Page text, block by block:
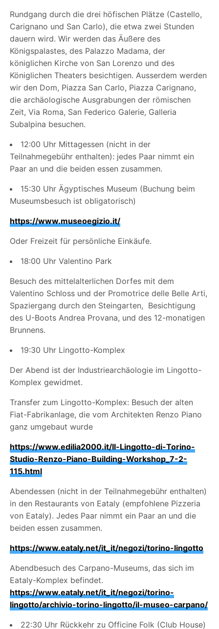
Rundgang durch die drei höfischen Plätze (Castello,
Carignano und San Carlo), die etwa zwei Stunden
dauern wird. Wir werden das Äußere des
Königspalastes, des Palazzo Madama, der
königlichen Kirche von San Lorenzo und des
Königlichen Theaters besichtigen. Ausserdem werden
wir den Dom, Piazza San Carlo, Piazza Carignano,
die archäologische Ausgrabungen der römischen
Zeit, Via Roma, San Federico Galerie, Galleria
Subalpina besuchen.
12:00 Uhr Mittagessen (nicht in der
Teilnahmegebühr enthalten): jedes Paar nimmt ein
Paar an und die beiden essen zusammen.
15:30 Uhr Ägyptisches Museum (Buchung beim
Museumsbesuch ist obligatorisch)
https://www.museoegizio.it/
Oder Freizeit für persönliche Einkäufe.
18:00 Uhr Valentino Park
Besuch des mittelalterlichen Dorfes mit dem
Valentino Schloss und der Promotrice delle Belle Arti,
Spaziergang durch den Steingarten, Besichtigung
des U-Boots Andrea Provana, und des 12-monatigen
Brunnens.
19:30 Uhr Lingotto-Komplex
Der Abend ist der Industriearchäologie im Lingotto-
Komplex gewidmet.
Transfer zum Lingotto-Komplex: Besuch der alten
Fiat-Fabrikanlage, die vom Architekten Renzo Piano
ganz umgebaut wurde
https://www.edilia2000.it/Il-Lingotto-di-Torino-
Studio-Renzo-Piano-Building-Workshop_7-2-
115.html
Abendessen (nicht in der Teilnahmegebühr enthalten)
in den Restaurants von Eataly (empfohlene Pizzeria
von Eataly). Jedes Paar nimmt ein Paar an und die
beiden essen zusammen.
https://www.eataly.net/it_it/negozi/torino-lingotto
Abendbesuch des Carpano-Museums, das sich im
Eataly-Komplex befindet.
https://www.eataly.net/it_it/negozi/torino-
lingotto/archivio-torino-lingotto/il-museo-carpano/
22:30 Uhr Rückkehr zu Officine Folk (Club House)